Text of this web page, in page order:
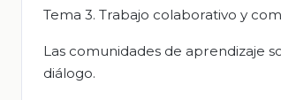
Tema 3. Trabajo colaborativo y
Las comunidades de aprendizaje
diálogo.